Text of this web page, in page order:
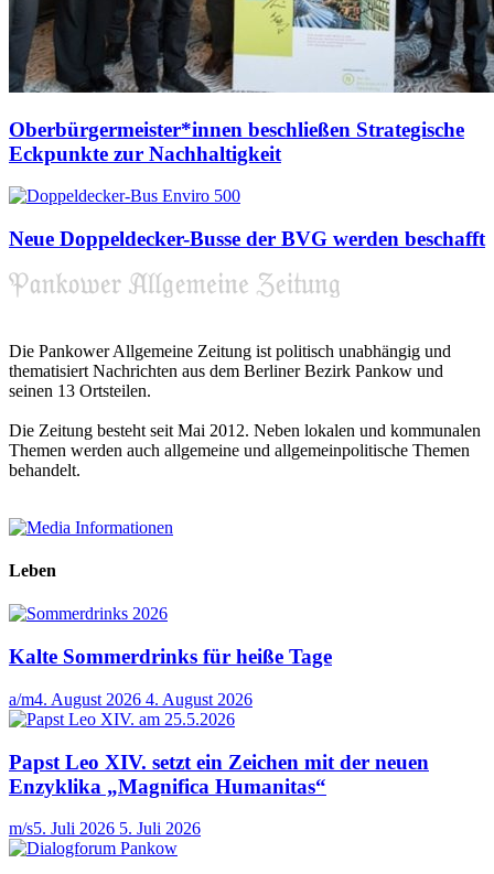
Oberbürgermeister*innen beschließen Strategische
Eckpunkte zur Nachhaltigkeit
Neue Doppeldecker-Busse der BVG werden beschafft
Die Pankower Allgemeine Zeitung ist politisch unabhängig und
thematisiert Nachrichten aus dem Berliner Bezirk Pankow und
seinen 13 Ortsteilen.
Die Zeitung besteht seit Mai 2012. Neben lokalen und kommunalen
Themen werden auch allgemeine und allgemeinpolitische Themen
behandelt.
Leben
Kalte Sommerdrinks für heiße Tage
a/m4. August 2026 4. August 2026
Papst Leo XIV. setzt ein Zeichen mit der neuen
Enzyklika „Magnifica Humanitas“
m/s5. Juli 2026 5. Juli 2026